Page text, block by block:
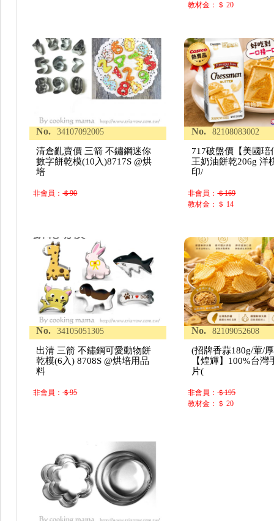
教材金：＄ 20
No. 34107092005
清倉亂賣價 三箭 不鏽鋼迷你
數字餅乾模(10入)8717S @烘
培
非會員：＄90
No. 82108083002
717破盤價【美國琣
王奶油餅乾206g 洋
印/
非會員：＄169
教材金：＄ 14
No. 34105051305
出清 三箭 不鏽鋼可愛動物餅
乾模(6入) 8708S @烘培用品
料
非會員：＄95
No. 82109052608
(招牌香蒜180g/葷/
【煌輝】100%台灣
片(
非會員：＄195
教材金：＄ 20